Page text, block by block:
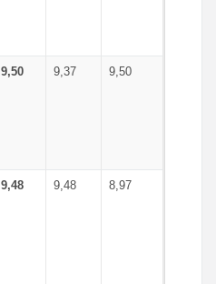
9,50 9,37 9,50
9,48 9,48 8,97